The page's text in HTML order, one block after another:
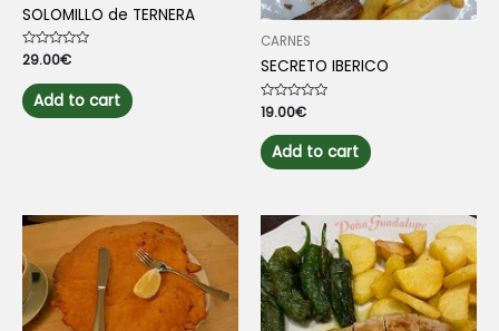
SOLOMILLO de TERNERA
Rated
0
out
of
5
29.00€
Add to cart
CARNES
SECRETO IBERICO
Rated
0
out
of
5
19.00€
Add to cart